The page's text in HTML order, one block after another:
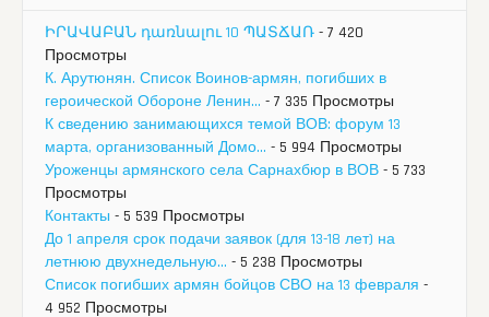
ԻՐԱՎԱԲԱՆ դառնալու 10 ՊԱՏՃԱՌ - 7 420
Просмотры
К. Арутюнян. Список Воинов-армян, погибших в
героической Обороне Ленин... - 7 335 Просмотры
К сведению занимающихся темой ВОВ: форум 13
марта, организованный Домо... - 5 994 Просмотры
Уроженцы армянского села Сарнахбюр в ВОВ - 5 733
Просмотры
Контакты - 5 539 Просмотры
До 1 апреля срок подачи заявок (для 13-18 лет) на
летнюю двухнедельную... - 5 238 Просмотры
Список погибших армян бойцов СВО на 13 февраля -
4 952 Просмотры